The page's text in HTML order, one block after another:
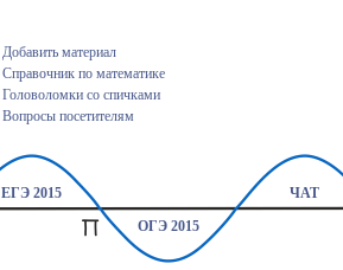
Добавить материал
Справочник по математике
Головоломки со спичками
Вопросы посетителям
ЕГЭ 2015 ЧАТ
ОГЭ 2015